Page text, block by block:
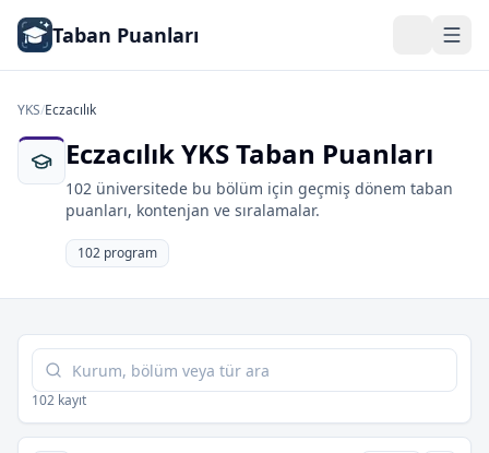
Taban Puanları
YKS/Eczacılık
Eczacılık YKS Taban Puanları
102 üniversitede bu bölüm için geçmiş dönem taban
puanları, kontenjan ve sıralamalar.
102 program
Tabloda ara
102 kayıt